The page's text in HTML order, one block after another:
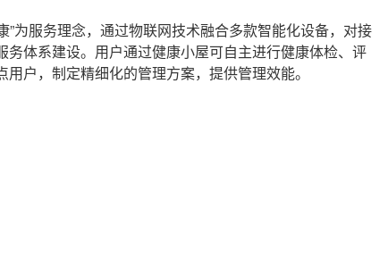
为服务理念，通过物联网技术融合多款智能化设备，对接
体系建设。用户通过健康小屋可自主进行健康体检、评
户，制定精细化的管理方案，提供管理效能。